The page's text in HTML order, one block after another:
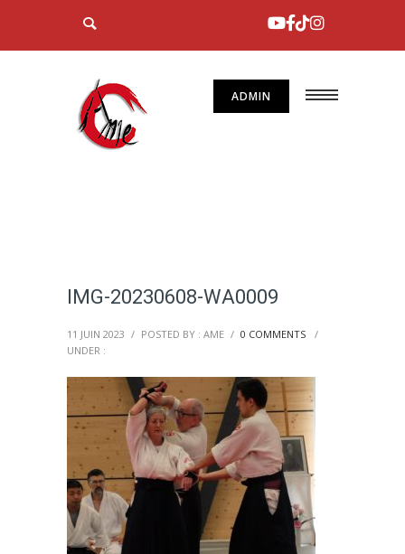
ADMIN
IMG-20230608-WA0009
11 JUIN 2023 / POSTED BY : AME / 0 COMMENTS
/
UNDER :